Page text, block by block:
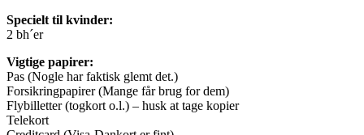
Specielt til kvinder:
2 bh´er
Vigtige papirer:
Pas (Nogle har faktisk glemt det.)
Forsikringpapirer (Mange får brug for dem)
Flybilletter (togkort o.l.) – husk at tage kopier
Telekort